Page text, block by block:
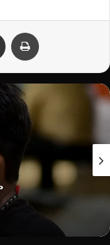
Переслать на e-mail